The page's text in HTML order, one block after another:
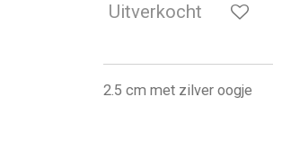
Uitverkocht
2.5 cm met zilver oogje